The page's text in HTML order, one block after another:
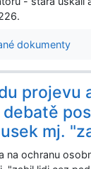
dokumenty
projevu
mj.
na ochranu